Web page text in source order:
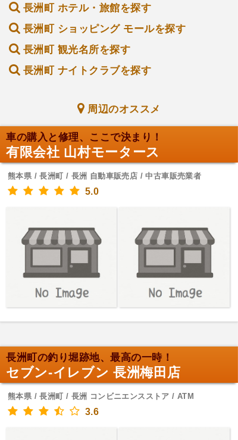
長洲町 ホテル・旅館を探す
長洲町 ショッピング モールを探す
長洲町 観光名所を探す
長洲町 ナイトクラブを探す
周辺のオススメ
車の購入と修理、ここで決まり！
有限会社 山村モータース
熊本県 / 長洲町 / 長洲 自動車販売店 / 中古車販売業者
5.0
長洲町の釣り堀跡地、最高の一時！
セブン-イレブン 長洲梅田店
熊本県 / 長洲町 / 長洲 コンビニエンスストア / ATM
3.6